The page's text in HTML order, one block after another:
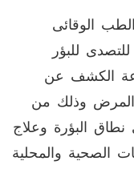
الوقائى
للبؤر
الكشف عن
المرض وذلك من
البؤرة وعلاج
الصحية والمحلية